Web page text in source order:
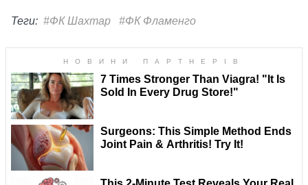
Теги: #ФК Шахтар #ФК Фламенго